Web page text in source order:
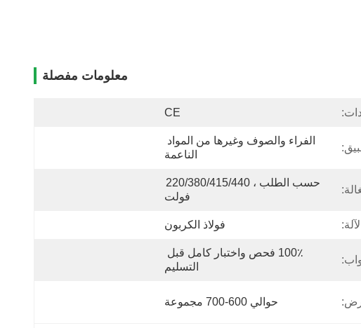
معلومات مفصلة
CE
الناعمة
فولت
فولاذ الكربون
التسليم
حوالي 600-700 مجموعة